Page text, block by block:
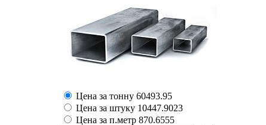
Цена за тонну 60493.95
Цена за штуку 10447.9023
Цена за п.метр 870.6555